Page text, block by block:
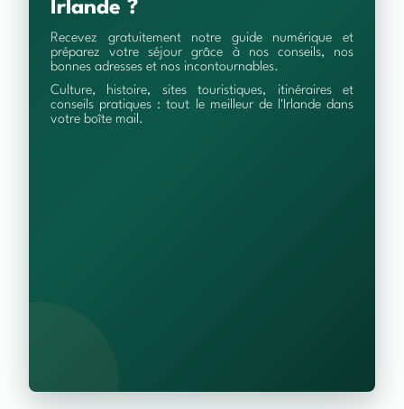
Irlande ?
Recevez gratuitement notre guide numérique et
préparez votre séjour grâce à nos conseils, nos
bonnes adresses et nos incontournables.
Culture, histoire, sites touristiques, itinéraires et
conseils pratiques : tout le meilleur de l'Irlande dans
votre boîte mail.